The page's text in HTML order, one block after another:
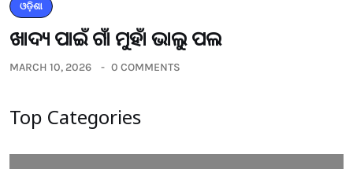
ଓଡ଼ିଶା
ଖାଦ୍ୟ ପାଇଁ ଗାଁ ମୁହାଁ ଭାଲୁ ପଲ
MARCH 10, 2026 0 COMMENTS
Top Categories